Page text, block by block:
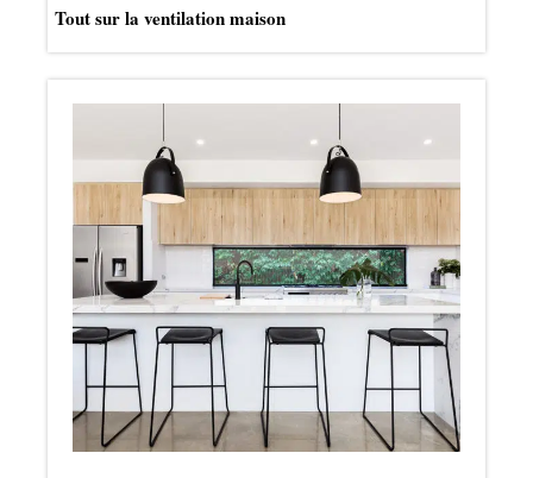
Tout sur la ventilation maison